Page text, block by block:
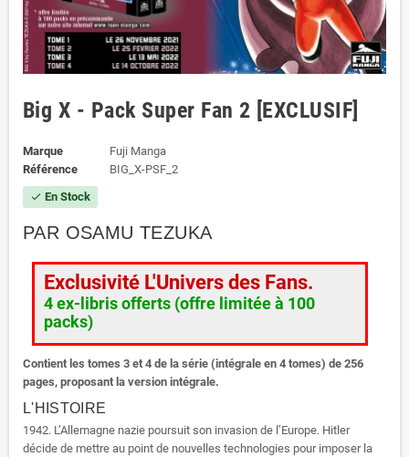
Big X - Pack Super Fan 2 [EXCLUSIF]
Marque
Fuji Manga
Référence
BIG_X-PSF_2
check En Stock
PAR OSAMU TEZUKA
Exclusivité L'Univers des Fans.
4 ex-libris offerts (offre limitée à 100
packs)
Contient les tomes 3 et 4 de la série (intégrale en 4 tomes) de 256
pages, proposant la version intégrale.
L'HISTOIRE
1942. L’Allemagne nazie poursuit son invasion de l’Europe. Hitler
décide de mettre au point de nouvelles technologies pour imposer la